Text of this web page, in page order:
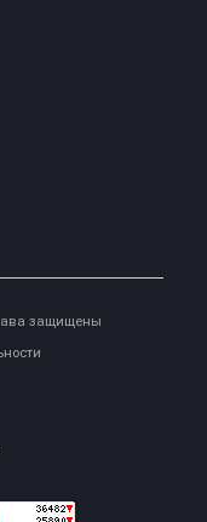
защищены